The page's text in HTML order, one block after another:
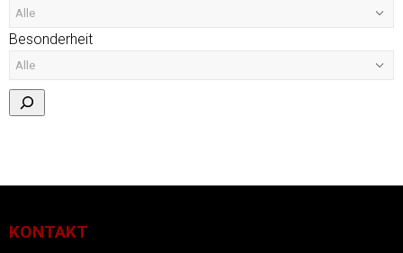
Besonderheit
KONTAKT